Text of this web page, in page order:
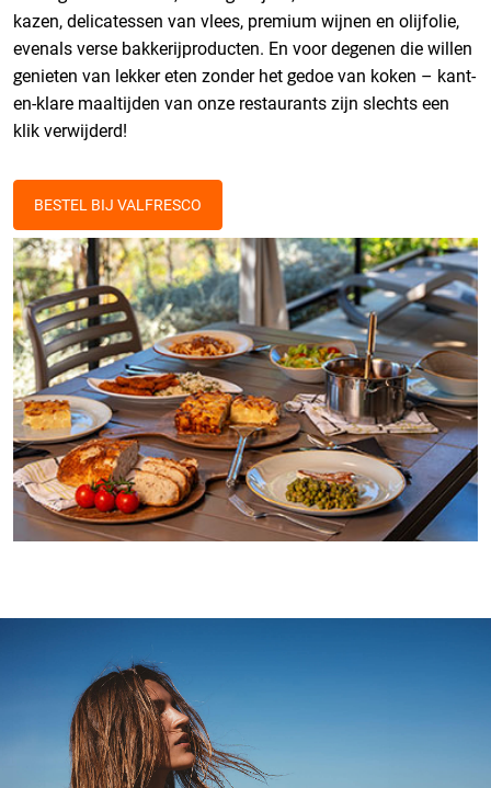
kazen, delicatessen van vlees, premium wijnen en olijfolie,
evenals verse bakkerijproducten. En voor degenen die willen
genieten van lekker eten zonder het gedoe van koken – kant-
en-klare maaltijden van onze restaurants zijn slechts een
klik verwijderd!
BESTEL BIJ VALFRESCO